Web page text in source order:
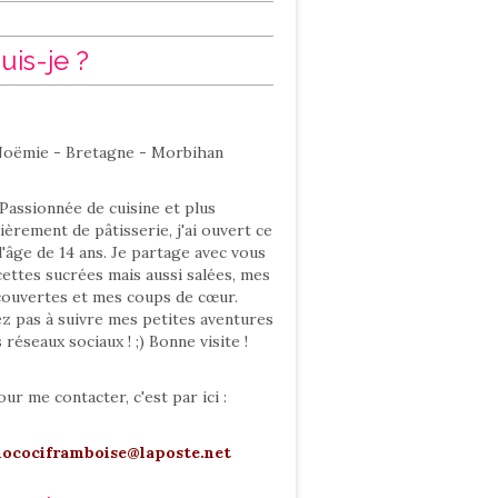
je ?
- Bretagne - Morbihan
de cuisine et plus
de pâtisserie, j'ai ouvert ce
de 14 ans. Je partage avec vous
sucrées mais aussi salées, mes
et mes coups de cœur.
pas à suivre mes petites aventures
réseaux sociaux ! ;) Bonne visite !
me contacter, c'est par ici :